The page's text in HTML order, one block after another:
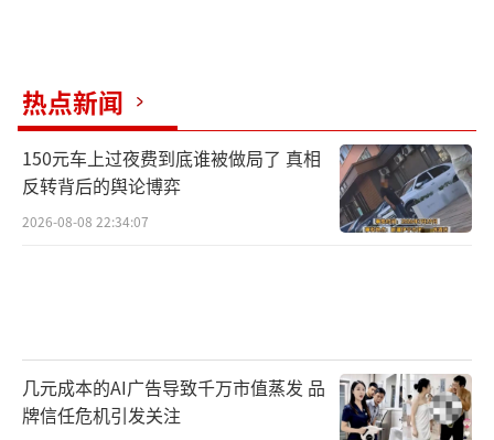
热点新闻
150元车上过夜费到底谁被做局了 真相
反转背后的舆论博弈
2026-08-08 22:34:07
几元成本的AI广告导致千万市值蒸发 品
牌信任危机引发关注